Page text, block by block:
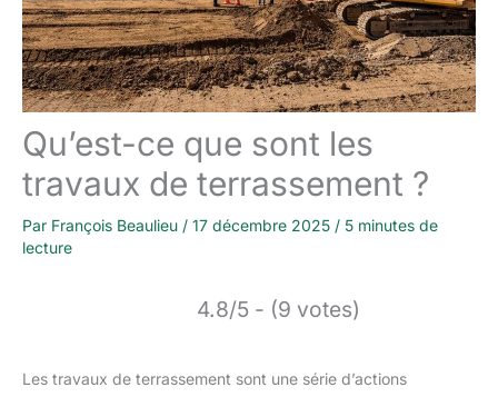
Qu’est-ce que sont les
travaux de terrassement ?
Par François Beaulieu / 17 décembre 2025 / 5 minutes de
lecture
4.8/5 - (9 votes)
Les travaux de terrassement sont une série d’actions